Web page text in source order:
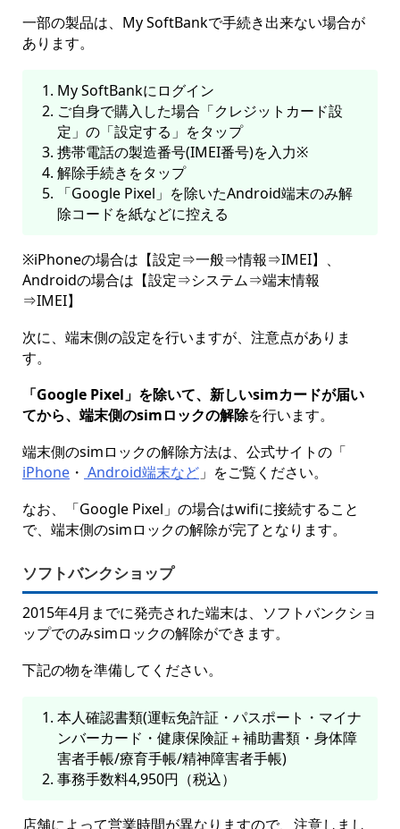
一部の製品は、My SoftBankで手続き出来ない場合が
あります。
My SoftBankにログイン
ご自身で購入した場合「クレジットカード設
定」の「設定する」をタップ
携帯電話の製造番号(IMEI番号)を入力※
解除手続きをタップ
「Google Pixel」を除いたAndroid端末のみ解
除コードを紙などに控える
※iPhoneの場合は【設定⇒一般⇒情報⇒IMEI】、
Androidの場合は【設定⇒システム⇒端末情報
⇒IMEI】
次に、端末側の設定を行いますが、注意点がありま
す。
「Google Pixel」を除いて、新しいsimカードが届い
てから、端末側のsimロックの解除を行います。
端末側のsimロックの解除方法は、公式サイトの「
iPhone ・ Android端末など 」をご覧ください。
なお、「Google Pixel」の場合はwifiに接続すること
で、端末側のsimロックの解除が完了となります。
ソフトバンクショップ
2015年4月までに発売された端末は、ソフトバンクショ
ップでのみsimロックの解除ができます。
下記の物を準備してください。
本人確認書類(運転免許証・パスポート・マイナ
ンバーカード・健康保険証＋補助書類・身体障
害者手帳/療育手帳/精神障害者手帳)
事務手数料4,950円（税込）
店舗によって営業時間が異なりますので、注意しまし